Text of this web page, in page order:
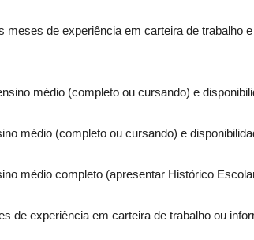
meses de experiência em carteira de
médio (completo ou cursando) e
médio (completo ou cursando) e
médio completo (apresentar Histórico
de experiência em carteira de trabalho ou